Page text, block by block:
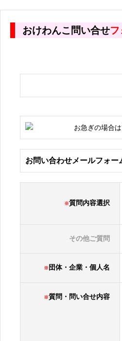
おけわんこ問い合せ
お急ぎの場合は電話
お問い合わせメールフォー
※質問内容選択
その他ご質問
※ 団体・企業・個人名
※質問・問い合せ内容